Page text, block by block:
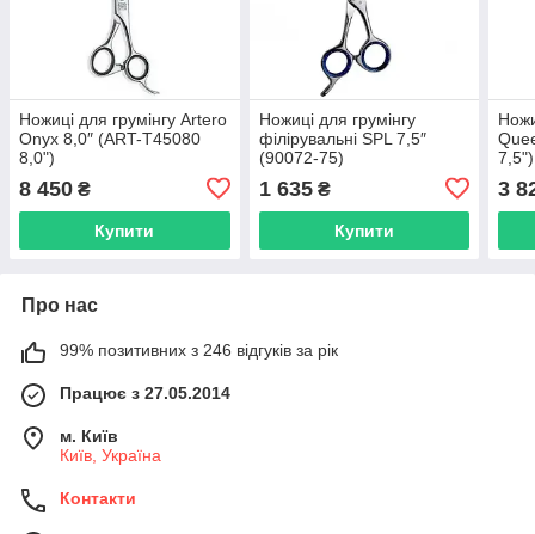
Ножиці для грумінгу Artero
Onyx 8,0″ (ART-T45080
8,0")
8 450 ₴
Купити
Ножиці для грумінгу
філірувальні SPL 7,5″
(90072-75)
1 635₴
Купити
7,5")
3
Про нас
99% позитивних з 246 відгуків за рік
Працює з 27.05.2014
м. Київ
Київ, Україна
Контакти